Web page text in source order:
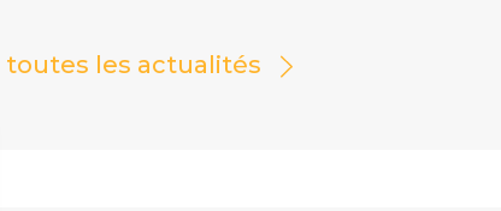
toutes les actualités